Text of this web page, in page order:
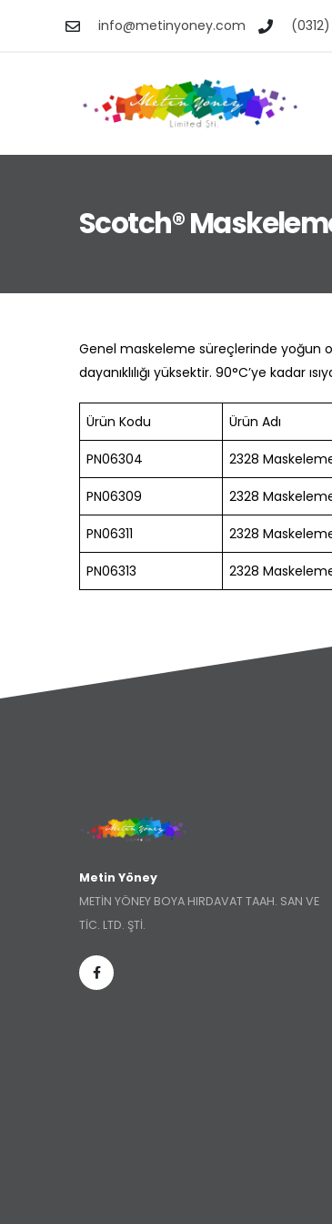
info@metinyoney.com
Scotch®
Genel maskeleme süreçlerinde yoğun
dayanıklılığı yüksektir. 90°C’ye kadar
Ürün Kodu Ürün Adı
PN06304 2328
PN06309 2328
PN06311 2328
PN06313 2328
Metin Yöney
METİN YÖNEY BOYA HIRDAVAT TAAH. SAN VE
TİC. LTD. ŞTİ.